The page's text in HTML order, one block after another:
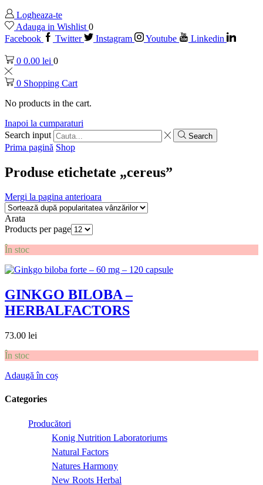
Logheaza-te
Adauga in Wishlist 0
Facebook
Twitter Instagram Youtube Linkedin
0 0.00 lei 0
0 Shopping Cart
No products in the cart.
Inapoi la cumparaturi
Search input
Search
Prima pagină Shop
Produse etichetate „cereus”
Mergi la pagina anterioara
Arata
Products per page
În stoc
GINKGO BILOBA –
HERBALFACTORS
73.00 lei
În stoc
Adaugă în coș
Categories
Producători
Konig Nutrition Laboratoriums
Natural Factors
Natures Harmony
New Roots Herbal